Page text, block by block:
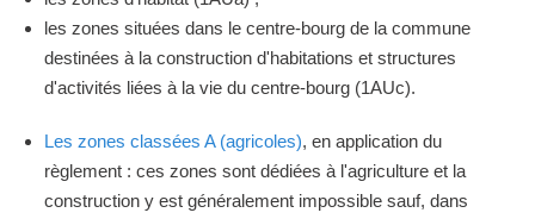
les zones situées dans le centre-bourg de la commune
destinées à la construction d'habitations et structures
d'activités liées à la vie du centre-bourg (1AUc).
Les zones classées A (agricoles), en application du
règlement : ces zones sont dédiées à l'agriculture et la
construction y est généralement impossible sauf, dans